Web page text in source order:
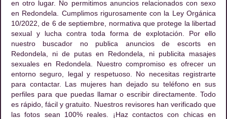
en otro lugar. No permitimos anuncios relacionados con sexo
en Redondela. Cumplimos rigurosamente con la Ley Orgánica
10/2022, de 6 de septiembre, normativa que protege la libertad
sexual y lucha contra toda forma de explotación. Por ello
nuestro buscador no publica anuncios de escorts en
Redondela, ni de putas en Redondela, ni publicita masajes
sexuales en Redondela. Nuestro compromiso es ofrecer un
entorno seguro, legal y respetuoso. No necesitas registrarte
para contactar. Las mujeres han dejado su teléfono en sus
perfiles para que puedas llamar o escribir directamente. Todo
es rápido, fácil y gratuito. Nuestros revisores han verificado que
las fotos sean 100% reales. ¡Haz contactos con chicas en